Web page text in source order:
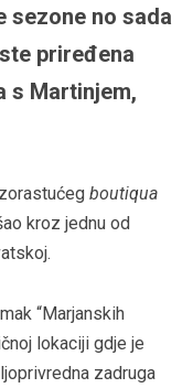
sezone no sada
priređena
s Martinjem,
boutiqua
kroz jednu od
“Marjanskih
lokaciji gdje je
zadruga